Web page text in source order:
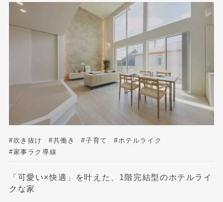
#吹き抜け #共働き #子育て
#ホテルライク
#家事ラク導線
「可愛い×快適」を叶えた、1階完結型のホテルライ
クな家